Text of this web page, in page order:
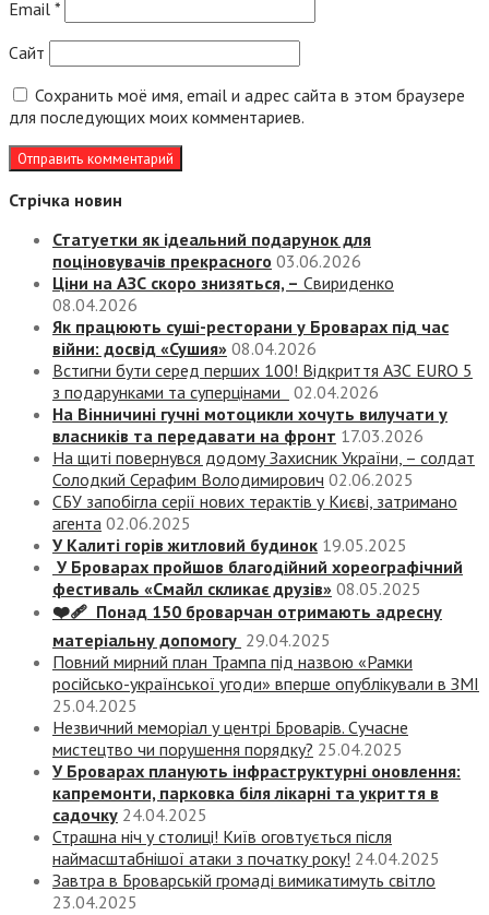
Email *
Сайт
Сохранить моё имя, email и адрес сайта в этом браузере
для последующих моих комментариев.
Стрічка новин
Статуетки як ідеальний подарунок для
поціновувачів прекрасного 03.06.2026
Ціни на АЗС скоро знизяться, – Свириденко
08.04.2026
Як працюють суші-ресторани у Броварах під час
війни: досвід «Сушия» 08.04.2026
Встигни бути серед перших 100! Відкриття АЗС EURO 5
з подарунками та суперцінами
02.04.2026
На Вінничині гучні мотоцикли хочуть вилучати у
власників та передавати на фронт 17.03.2026
На щиті повернувся додому Захисник України, – солдат
Солодкий Серафим Володимирович 02.06.2025
СБУ запобігла серії нових терактів у Києві, затримано
агента 02.06.2025
У Калиті горів житловий будинок 19.05.2025
У Броварах пройшов благодійний хореографічний
фестиваль «Смайл скликає друзів» 08.05.2025
❤️‍🩹 Понад 150 броварчан отримають адресну
матеріальну допомогу 29.04.2025
Повний мирний план Трампа під назвою «‎Рамки
російсько-української угоди» вперше опублікували в ЗМІ
25.04.2025
Незвичний меморіал у центрі Броварів. Сучасне
мистецтво чи порушення порядку? 25.04.2025
У Броварах планують інфраструктурні оновлення:
капремонти, парковка біля лікарні та укриття в
садочку 24.04.2025
Страшна ніч у столиці! Київ оговтується після
наймасштабнішої атаки з початку року! 24.04.2025
Завтра в Броварській громаді вимикатимуть світло
23.04.2025